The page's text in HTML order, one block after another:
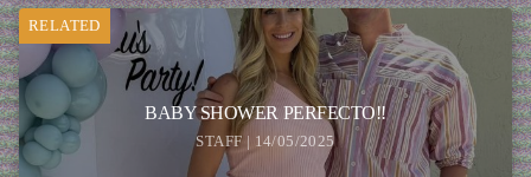
RELATED
BABY SHOWER PERFECTO!!
STAFF | 14/05/2025